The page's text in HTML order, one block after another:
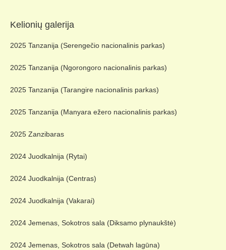
Kelionių galerija
2025 Tanzanija (Serengečio nacionalinis parkas)
2025 Tanzanija (Ngorongoro nacionalinis parkas)
2025 Tanzanija (Tarangire nacionalinis parkas)
2025 Tanzanija (Manyara ežero nacionalinis parkas)
2025 Zanzibaras
2024 Juodkalnija (Rytai)
2024 Juodkalnija (Centras)
2024 Juodkalnija (Vakarai)
2024 Jemenas, Sokotros sala (Diksamo plynaukštė)
2024 Jemenas, Sokotros sala (Detwah lagūna)